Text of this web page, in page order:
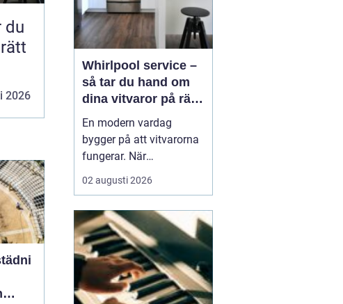
du
2026
Whirlpool service –
så tar du hand om
dina vitvaror på rätt
sätt
En modern vardag
bygger på att vitvarorna
fungerar. När
tvättmaskinen stannar,
diskmaskinen vägrar
varm märks det direkt i
hela hushållet. Då blir
frågan snabbt hur man
...
02 augusti 2026